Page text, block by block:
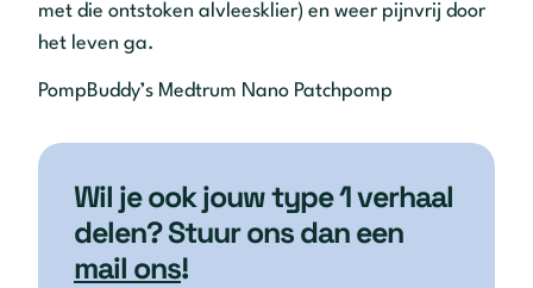
met die ontstoken alvleesklier) en weer pijnvrij door
het leven ga.
PompBuddy’s Medtrum Nano Patchpomp
Wil je ook jouw type 1 verhaal
delen? Stuur ons dan een
mail ons!